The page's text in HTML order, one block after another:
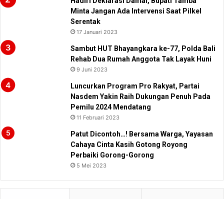
Minta Jangan Ada Intervensi Saat Pilkel
Serentak
17 Januari 2023
Sambut HUT Bhayangkara ke-77, Polda Bali
Rehab Dua Rumah Anggota Tak Layak Huni
9 Juni 2023
Luncurkan Program Pro Rakyat, Partai
Nasdem Yakin Raih Dukungan Penuh Pada
Pemilu 2024 Mendatang
11 Februari 2023
Patut Dicontoh…! Bersama Warga, Yayasan
Cahaya Cinta Kasih Gotong Royong
Perbaiki Gorong-Gorong
5 Mei 2023